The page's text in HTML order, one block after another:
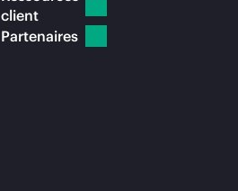
client
Partenaires